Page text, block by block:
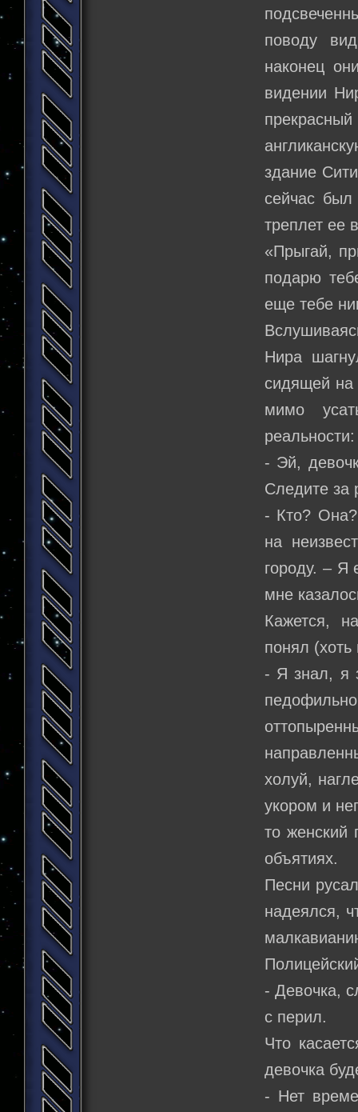
поводу
наконец
видении
здание
сейчас был
треплет ее
«Прыгай,
подарю
еще тебе
Нира
сидящей на
мимо
реальности:
- Эй,
Следите за
- Кто?
на
городу. –
мне
Кажется,
понял
- Я знал, я
холуй,
укором и
то женский
объятиях.
Песни
надеялся,
- Девочка,
с перил.
Что
девочка
- Нет